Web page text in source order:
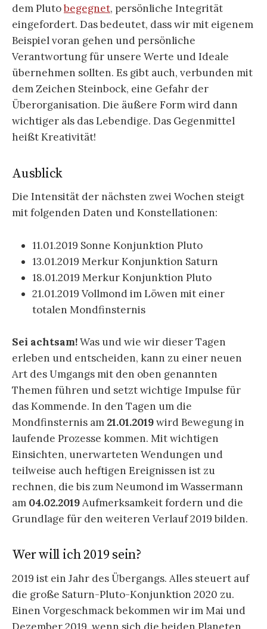
dem Plutobegegnet, persönliche Integrität
eingefordert. Das bedeutet, dass wir mit eigenem
Beispiel voran gehen und persönliche
Verantwortung für unsere Werte und Ideale
übernehmen sollten. Es gibt auch, verbunden mit
dem Zeichen Steinbock, eine Gefahr der
Überorganisation. Die äußere Form wird dann
wichtiger als das Lebendige. Das Gegenmittel
heißt Kreativität!
Ausblick
Die Intensität der nächsten zwei Wochen steigt
mit folgenden Daten und Konstellationen:
11.01.2019 Sonne Konjunktion Pluto
13.01.2019 Merkur Konjunktion Saturn
18.01.2019 Merkur Konjunktion Pluto
21.01.2019 Vollmond im Löwen mit einer
totalen Mondfinsternis
Sei achtsam!Was und wie wir dieser Tagen
erleben und entscheiden, kann zu einer neuen
Art des Umgangs mit den oben genannten
Themen führen und setzt wichtige Impulse für
das Kommende. In den Tagen um die
Mondfinsternis am 21.01.2019wird Bewegung in
laufende Prozesse kommen. Mit wichtigen
Einsichten, unerwarteten Wendungen und
teilweise auch heftigen Ereignissen ist zu
rechnen, die bis zum Neumond im Wassermann
am 04.02.2019Aufmerksamkeit fordern und die
Grundlage für den weiteren Verlauf 2019 bilden.
Wer will ich 2019 sein?
2019 ist ein Jahr des Übergangs. Alles steuert auf
die große Saturn-Pluto-Konjunktion 2020 zu.
Einen Vorgeschmack bekommen wir im Mai und